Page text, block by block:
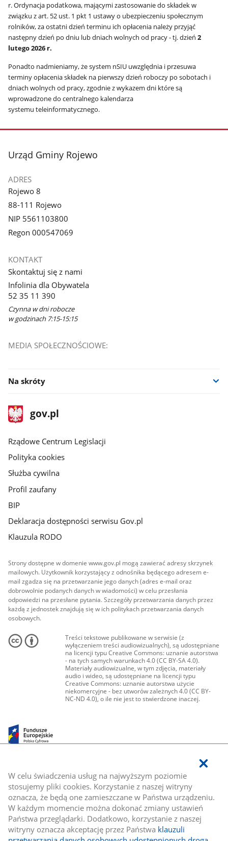
W celu świadczenia usług na najwyższym poziomie
stosujemy pliki cookies. Korzystanie z naszej witryny
oznacza, że będą one zamieszczane w Państwa urządzeniu.
W każdym momencie można dokonać zmiany ustawień
Państwa przeglądarki. Dodatkowo, korzystanie z naszej
witryny oznacza akceptację przez Państwa klauzuli
r. Ordynacja podatkowa, mającymi zastosowanie do składek w
związku z art. 52 ust. 1 pkt 1 ustawy o ubezpieczeniu społecznym
rolników, za ostatni dzień terminu ich opłacenia należy przyjąć
następny dzień po dniu lub dniach wolnych od pracy - tj. dzień 2
lutego 2026 r.
Ponadto nadmieniamy, że system nSIU uwzględnia i przesuwa
terminy opłacenia składek na pierwszy dzień roboczy po sobotach i
dniach wolnych od pracy, zgodnie z wykazem dni które są
wprowadzone do centralnego kalendarza
systemu teleinformatycznego.
stopka
Urząd Gminy Rojewo
ADRES
Rojewo 8
88-111 Rojewo
NIP 5561103800
Regon 000547069
KONTAKT
Skontaktuj się z nami
Infolinia dla Obywatela
52 35 11 390
Czynna w dni robocze
w godzinach 7:15-15:15
MEDIA SPOŁECZNOŚCIOWE:
Na skróty
stopka
gov.plStrona
gov.pl
Rządowe Centrum Legislacji
Polityka cookies
Służba cywilna
Profil zaufany
BIP
Deklaracja dostępności serwisu Gov.pl
Klauzula RODO
Strony dostępne w domenie www.gov.pl mogą zawierać adresy skrzynek
mailowych. Użytkownik korzystający z odnośnika będącego adresem e-
mail zgadza się na przetwarzanie jego danych (adres e-mail oraz
dobrowolnie podanych danych w wiadomości) w celu przesłania
odpowiedzi na przesłane pytania. Szczegóły przetwarzania danych przez
każdą z jednostek znajdują się w ich politykach przetwarzania danych
osobowych.
Treści tekstowe publikowane w serwisie (z
wyłączeniem treści audiowizualnych), są udostępniane
na licencji typu Creative Commons: uznanie autorstwa
- na tych samych warunkach 4.0 (CC BY-SA 4.0).
Materiały audiowizualne, w tym zdjęcia, materiały
audio i wideo, są udostępniane na licencji typu
Creative Commons: uznanie autorstwa użycie
niekomercyjne - bez utworów zależnych 4.0 (CC BY-
NC-ND 4.0), o ile nie jest to stwierdzone inaczej.